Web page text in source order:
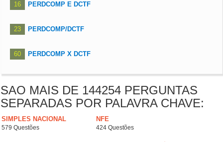
16 PERDCOMP E DCTF
23 PERDCOMP/DCTF
60 PERDCOMP X DCTF
SAO MAIS DE 144254 PERGUNTAS
SEPARADAS POR PALAVRA CHAVE:
SIMPLES NACIONAL
579 Questões
NFE
424 Questões